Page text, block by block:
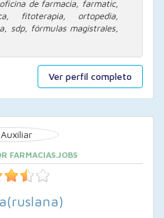
Ver perfil completo
de farmacia, farmatic,
fitoterapia, ortopedia,
sdp, fórmulas magistrales,
FARMACIAS.JOBS